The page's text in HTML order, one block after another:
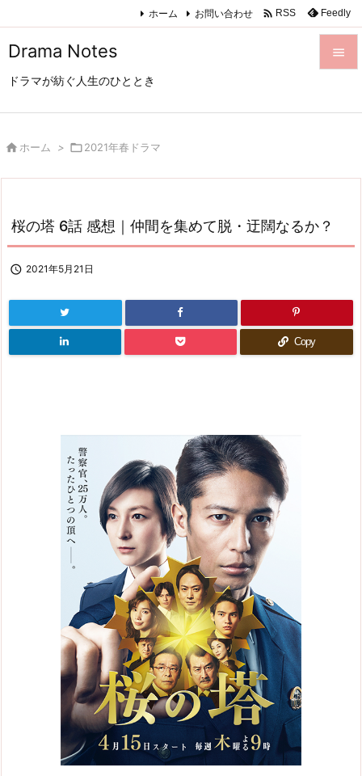
Drama Notes
ドラマが紡ぐ人生のひととき


ホーム お問い合わせ  RSS Feedly
 ホーム > 2021年春ドラマ
桜の塔 6話 感想｜仲間を集めて脱・迂闊なるか？
 2021年5月21日
Copy